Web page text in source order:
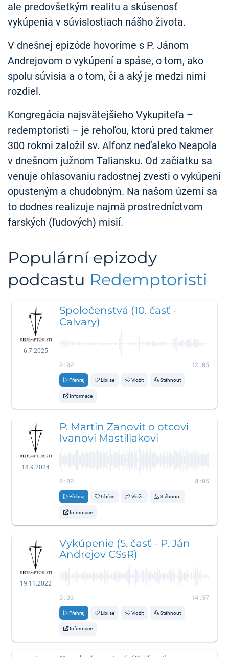
ale predovšetkým realitu a skúsenosť
vykúpenia v súvislostiach nášho života.
V dnešnej epizóde hovoríme s P. Jánom
Andrejovom o vykúpení a spáse, o tom, ako
spolu súvisia a o tom, či a aký je medzi nimi
rozdiel.
Kongregácia najsvätejšieho Vykupiteľa –
redemptoristi – je rehoľou, ktorú pred takmer
300 rokmi založil sv. Alfonz neďaleko Neapola
v dnešnom južnom Taliansku. Od začiatku sa
venuje ohlasovaniu radostnej zvesti o vykúpení
opusteným a chudobným. Na našom území sa
to dodnes realizuje najmä prostredníctvom
farských (ľudových) misií.
Populární epizody
podcastu Redemptoristi
6.7.2025
Spoločenstvá (10. časť -
Calvary)
0:00 12:05
Přehraj Líbí se Vložit Stáhnout
Informace
18.9.2024
P. Martin Zanovit o otcovi
Ivanovi Mastiliakovi
0:00 8:05
Přehraj Líbí se Vložit Stáhnout
Informace
19.11.2022
Vykúpenie (5. časť - P. Ján
Andrejov CSsR)
0:00 14:57
Přehraj Líbí se Vložit Stáhnout
Informace